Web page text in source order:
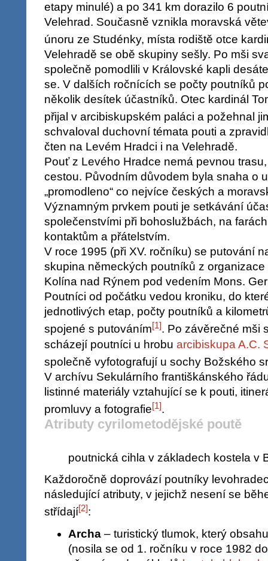
etapy minulé) a po 341 km dorazilo 6
Velehrad. Současně vznikla moravská
únoru ze Studénky, místa rodiště otce
Velehradě se obě skupiny sešly. Po mši
společně pomodlili v Královské kapli
se. V dalších ročnících se počty poutníků
několik desítek účastníků. Otec kardinál
přijal v arcibiskupském paláci a požehnal
schvaloval duchovní témata pouti a
čten na Levém Hradci i na Velehradě.
Pouť z Levého Hradce nemá pevnou
cestou. Původním důvodem byla snaha o
„promodleno“ co nejvíce českých a
Významným prvkem pouti je setkávání
společenstvími při bohoslužbách, na
kontaktům a přátelstvím.
V roce 1995 (při XV. ročníku) se putování
skupina německých poutníků z
Kolína nad Rýnem pod vedením Mons.
Poutníci od počátku vedou kroniku, do
jednotlivých etap, počty poutníků a
spojené s putováním[1]. Po závěrečné mši
scházejí poutníci u hrobu arcibiskupa A.C.
společně vyfotografují u sochy Božského
V archívu Sekulárního františkánského
listinné materiály vztahující se k pouti,
promluvy a fotografie[1].
Atributy cyrilometodějské poutě
poutnická cihla v základech kostela v
Každoročně doprovází poutníky
následující atributy, v jejichž nesení se
střídají[2]:
Archa– turistický tlumok, který
(nosila se od 1. ročníku v roce 1982